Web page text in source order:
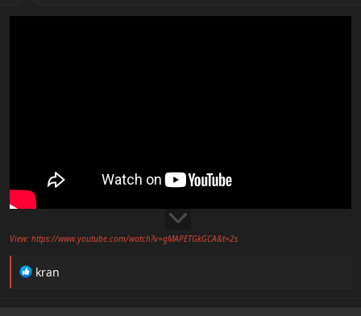
View: https://www.youtube.com/watch?v=gMAPETGkGCA&t=2s
R
kran